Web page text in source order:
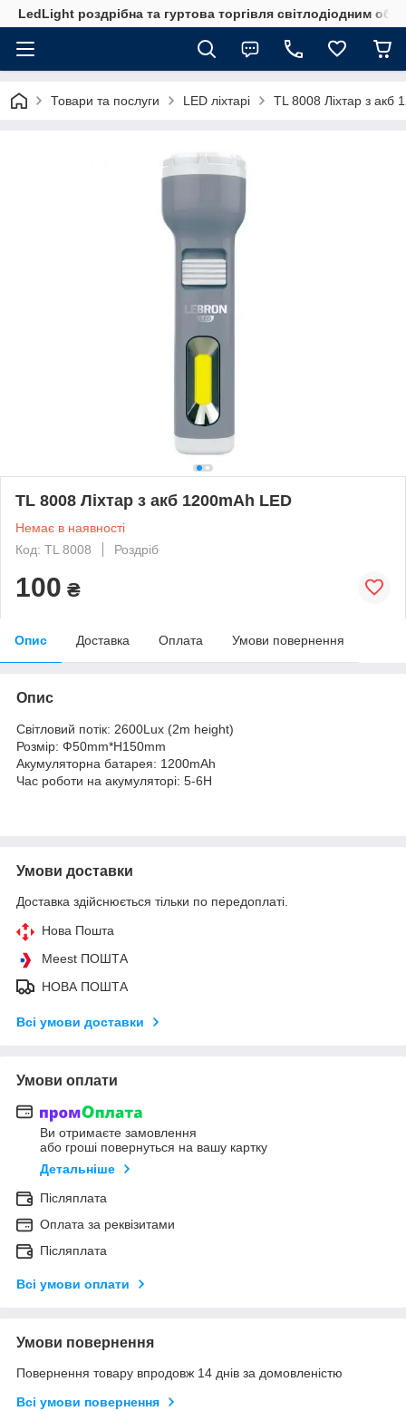
LedLight роздрiбна та гуртова торгiвля свiтлодiодним
Товари та послуги LED ліхтарі TL 8008 Ліхтар з акб
TL 8008 Ліхтар з акб 1200mAh LED
Немає в наявності
Код: TL 8008
Роздріб
100 ₴
Опис Доставка Оплата Умови повернення
Опис
Свiтловий потiк: 2600Lux (2m height)
Розмiр: Ф50mm*H150mm
Акумуляторна батарея: 1200mAh
Час роботи на акумуляторі: 5-6H
Умови доставки
Доставка здійснюється тільки по передоплаті.
Нова Пошта
Meest ПОШТА
НОВА ПОШТА
Всі умови доставки
Умови оплати
Ви отримаєте замовлення
або гроші повернуться на вашу картку
Детальніше
Післяплата
Оплата за реквізитами
Післяплата
Всі умови оплати
Умови повернення
Повернення товару впродовж 14 днів за домовленістю
Всі умови повернення